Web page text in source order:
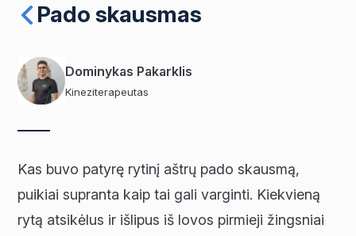
Pado skausmas
Dominykas Pakarklis
Kineziterapeutas
Kas buvo patyrę rytinį aštrų pado skausmą,
puikiai supranta kaip tai gali varginti. Kiekvieną
rytą atsikėlus ir išlipus iš lovos pirmieji žingsniai